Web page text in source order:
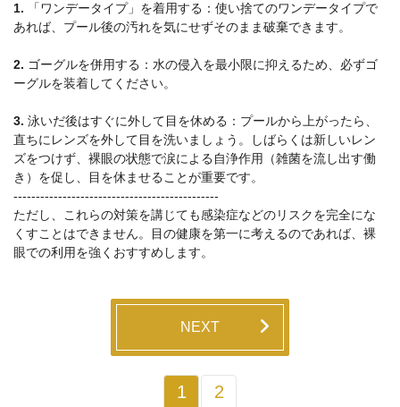
1.
「ワンデータイプ」を着用する：使い捨てのワンデータイプで
あれば、プール後の汚れを気にせずそのまま破棄できます。
2. ゴーグルを併用する：水の侵入を最小限に抑えるため、必ずゴ
ーグルを装着してください。
3. 泳いだ後はすぐに外して目を休める：プールから上がったら、
直ちにレンズを外して目を洗いましょう。しばらくは新しいレン
ズをつけず、裸眼の状態で涙による自浄作用（雑菌を流し出す働
き）を促し、目を休ませることが重要です。
----------------------------------------------
ただし、これらの対策を講じても感染症などのリスクを完全にな
くすことはできません。目の健康を第一に考えるのであれば、裸
眼での利用を強くおすすめします。
NEXT
1 2